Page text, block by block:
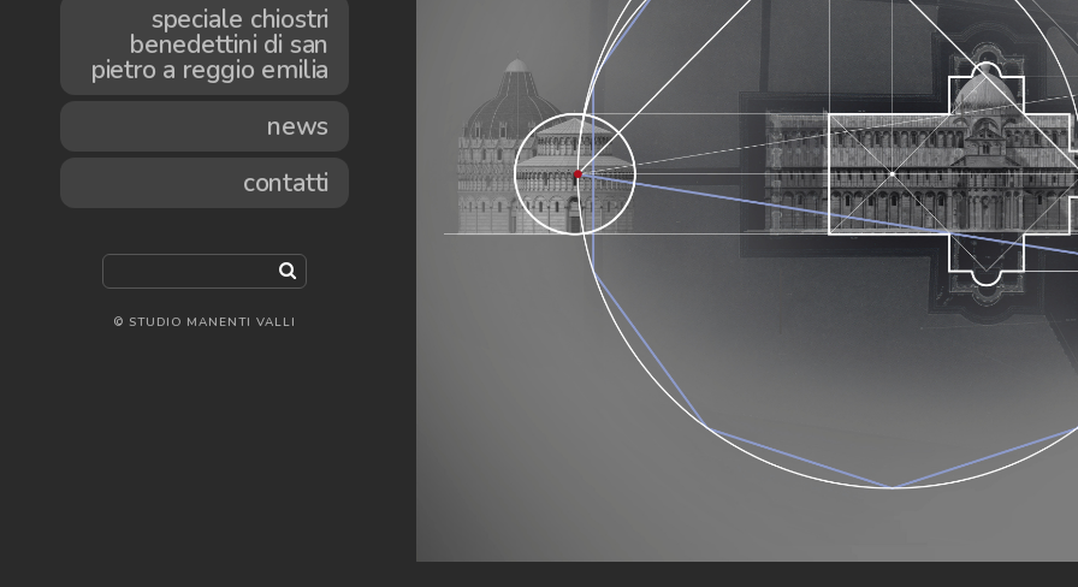
speciale chiostri
benedettini di san
pietro a reggio emilia
news
contatti
© STUDIO MANENTI VALLI